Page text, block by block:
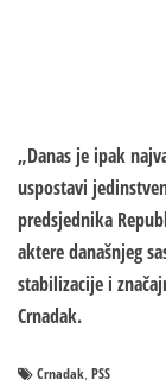
„Danas je ipak
uspostavi
predsjednika
aktere današnjeg
stabilizacije i
Crnadak.
Crnadak, PSS